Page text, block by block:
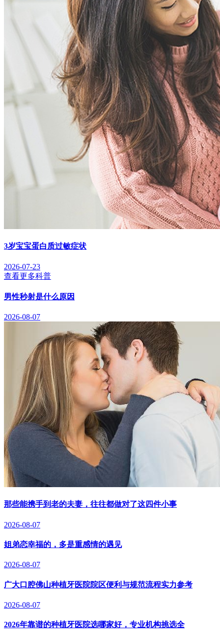
3岁宝宝蛋白质过敏症状
2026-07-23
查看更多科普
男性秒射是什么原因
2026-08-07
那些能携手到老的夫妻，往往都做对了这四件小事
2026-08-07
姐弟恋幸福的，多是重感情的遇见
2026-08-07
广大口腔佛山种植牙医院院区便利与规范流程实力参考
2026-08-07
2026年靠谱的种植牙医院选哪家好，专业机构挑选全